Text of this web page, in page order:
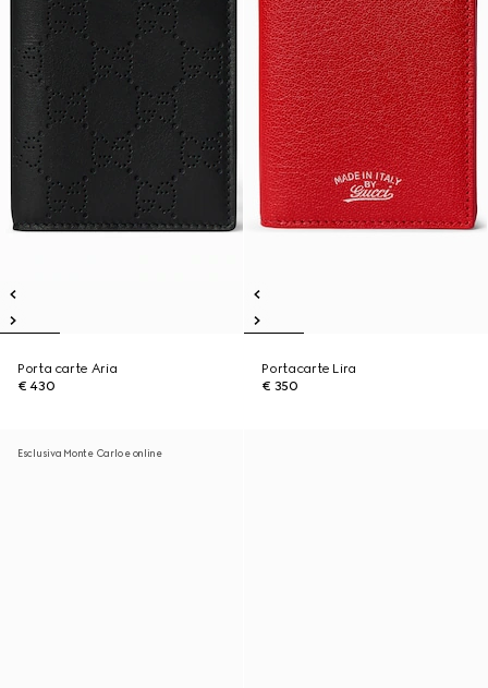
Porta carte Aria
€ 430
Portacarte Lira
€ 350
Esclusiva Monte Carlo e online